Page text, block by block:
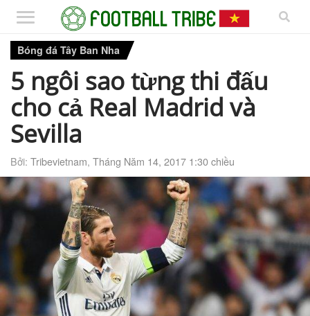
Bóng đá Tây Ban Nha
5 ngôi sao từng thi đấu
cho cả Real Madrid và
Sevilla
Bởi: Tribevietnam, Tháng Năm 14, 2017 1:30 chiều